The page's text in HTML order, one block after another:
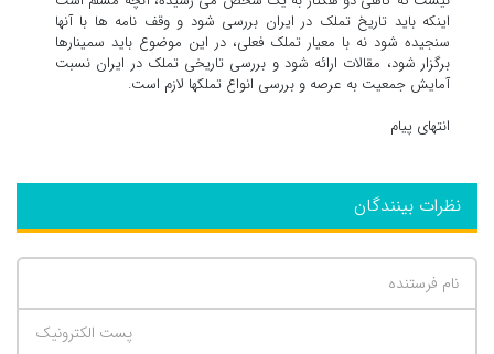
اینکه باید تاریخ تملک در ایران بررسی شود و وقف نامه ها با آنها
سنجیده شود نه با معیار تملک فعلی، در این موضوع باید سمینارها
برگزار شود، مقالات ارائه شود و بررسی تاریخی تملک در ایران نسبت
آمایش جمعیت به عرصه و بررسی انواع تملکها لازم است.
انتهای پیام
نظرات بینندگان